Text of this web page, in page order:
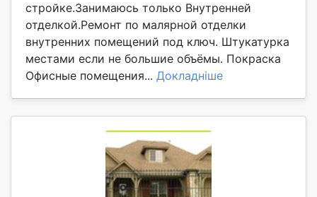
стройке.Занимаюсь только Внутренней
отделкой.Ремонт по малярной отделки
внутренних помещений под ключ. Штукатурка
местами если не большие объёмы. Покраска
Офисные помещения... Докладніше